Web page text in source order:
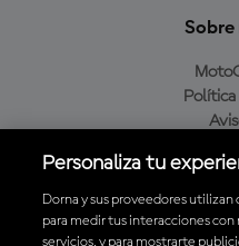
Política
Personaliza tu
Dorna y sus proveedores
para medir tus interacciones
servicios, y para mostrarte